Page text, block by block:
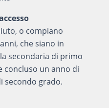
o compiano
che siano in
secondaria di primo
concluso un anno di
secondo grado.